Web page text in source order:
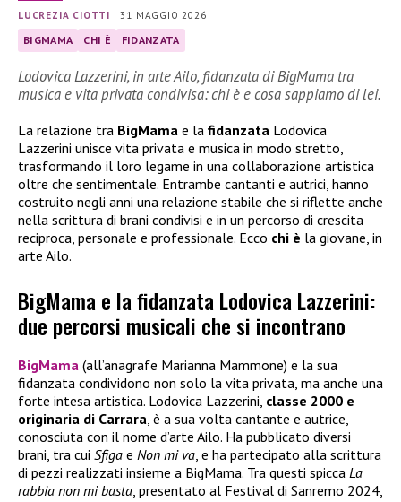
LUCREZIA CIOTTI |31 MAGGIO 2026
BIGMAMA CHI È FIDANZATA
Lodovica Lazzerini, in arte Ailo, fidanzata di BigMama tra
musica e vita privata condivisa: chi è e cosa sappiamo di lei.
La relazione tra BigMama e la fidanzata Lodovica
Lazzerini unisce vita privata e musica in modo stretto,
trasformando il loro legame in una collaborazione artistica
oltre che sentimentale. Entrambe cantanti e autrici, hanno
costruito negli anni una relazione stabile che si riflette anche
nella scrittura di brani condivisi e in un percorso di crescita
reciproca, personale e professionale. Ecco chi è la giovane, in
arte Ailo.
BigMama e la fidanzata Lodovica Lazzerini:
due percorsi musicali che si incontrano
BigMama (all’anagrafe Marianna Mammone) e la sua
fidanzata condividono non solo la vita privata, ma anche una
forte intesa artistica. Lodovica Lazzerini, classe 2000 e
originaria di Carrara, è a sua volta cantante e autrice,
conosciuta con il nome d’arte Ailo. Ha pubblicato diversi
brani, tra cui Sfiga e Non mi va, e ha partecipato alla scrittura
di pezzi realizzati insieme a BigMama. Tra questi spicca La
rabbia non mi basta, presentato al Festival di Sanremo 2024,